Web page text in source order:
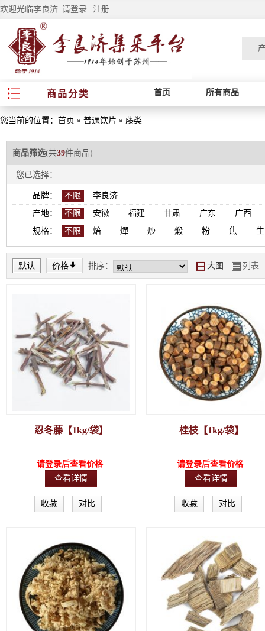
欢迎光临李良济 请登录 注册
商品分类 首页 所有商品
您当前的位置： 首页 » 普通饮片 » 藤类
商品筛选(共39件商品)
您已选择：
品牌： 不限
李良济
产地：
不限 安徽 福建 甘肃 广东
广西
规格：
不限 焙 燀 炒 煅 粉 焦 生
默认 价格* 排序： Y 大图 Z 列表
忍冬藤【1kg/袋】
请登录后查看价格
查看详情
收藏 对比
桂枝【1kg/袋】
请登录后查看价格
查看详情
收藏 对比